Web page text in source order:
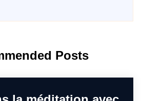
Posts